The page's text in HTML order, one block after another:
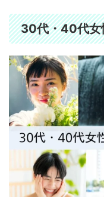
30代・40代女